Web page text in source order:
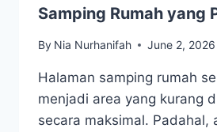
Samping Rumah yang
By Nia Nurhanifah June 2, 2026
Halaman samping rumah
menjadi area yang kurang
secara maksimal. Padahal,